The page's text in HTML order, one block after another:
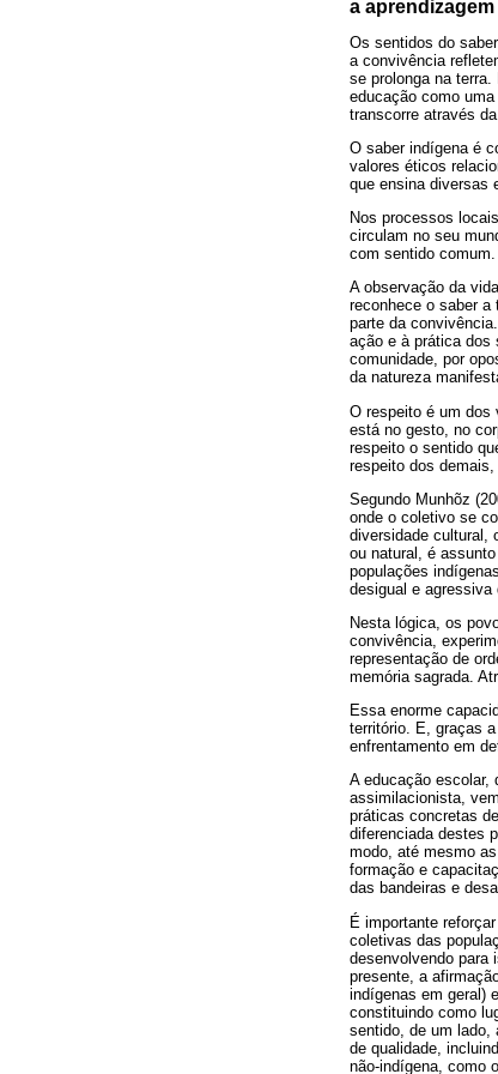
a
Os sentidos do
a convivência
se prolonga na
educação como
transcorre através
O saber indígena é
valores éticos
que ensina diversas
Nos processos
circulam no seu
com sentido comum.
A observação da
reconhece o saber
parte da
ação e à prática dos
comunidade, por
da natureza
O respeito é um dos
está no gesto, no
respeito o sentido
respeito dos
Segundo Munhõz
onde o coletivo se
diversidade cultural,
ou natural, é
populações
desigual e agressiva
Nesta lógica, os
convivência,
representação de
memória sagrada.
Essa enorme
território. E, graças
enfrentamento em
A educação escolar,
assimilacionista,
práticas concretas
diferenciada destes
modo, até mesmo
formação e
das bandeiras e
É importante
coletivas das
desenvolvendo para
presente, a
indígenas em geral)
constituindo como
sentido, de um lado,
de qualidade,
não-indígena, como